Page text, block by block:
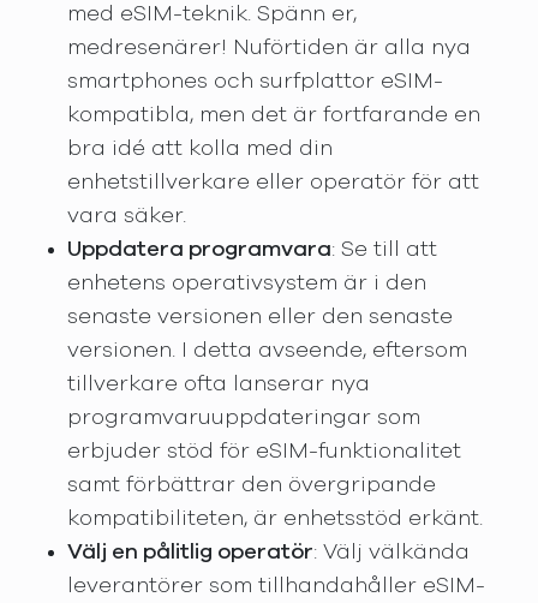
med eSIM-teknik. Spänn er,
medresenärer! Nuförtiden är alla nya
smartphones och surfplattor eSIM-
kompatibla, men det är fortfarande en
bra idé att kolla med din
enhetstillverkare eller operatör för att
vara säker.
Uppdatera programvara: Se till att
enhetens operativsystem är i den
senaste versionen eller den senaste
versionen. I detta avseende, eftersom
tillverkare ofta lanserar nya
programvaruuppdateringar som
erbjuder stöd för eSIM-funktionalitet
samt förbättrar den övergripande
kompatibiliteten, är enhetsstöd erkänt.
Välj en pålitlig operatör: Välj välkända
leverantörer som tillhandahåller eSIM-